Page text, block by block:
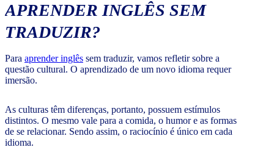
APRENDER INGLÊS SEM
TRADUZIR?
Para aprender inglês sem traduzir, vamos refletir sobre a
questão cultural. O aprendizado de um novo idioma requer
imersão.
As culturas têm diferenças, portanto, possuem estímulos
distintos. O mesmo vale para a comida, o humor e as formas
de se relacionar. Sendo assim, o raciocínio é único em cada
idioma.